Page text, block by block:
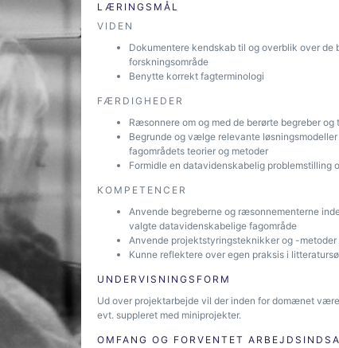
LÆRINGSMÅL
VIDEN
Dokumentere kendskab til og overblik over
forskningsområde
Benytte korrekt fagterminologi
FÆRDIGHEDER
Ræsonnere om og med de berørte begreber og
Begrunde og vælge relevante
fagområdets teorier og metoder
Formidle en datavidenskabelig problemstilling
KOMPETENCER
Anvende begreberne og ræsonnementerne
valgte datavidenskabelige fagområde
Anvende projektstyringsteknikker og -
Kunne reflektere over egen praksis i
UNDERVISNINGSFORM
Ud over projektarbejde vil der inden for domænet
evt. suppleret med miniprojekter.
OMFANG OG FORVENTET